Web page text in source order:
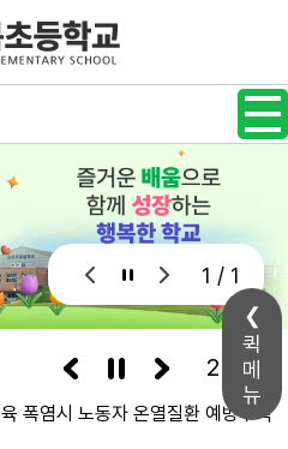
퀵
메
뉴
1 / 1
3/7